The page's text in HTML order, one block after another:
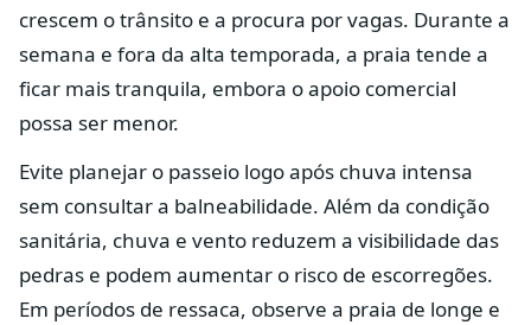
crescem o trânsito e a procura por vagas. Durante a
semana e fora da alta temporada, a praia tende a
ficar mais tranquila, embora o apoio comercial
possa ser menor.
Evite planejar o passeio logo após chuva intensa
sem consultar a balneabilidade. Além da condição
sanitária, chuva e vento reduzem a visibilidade das
pedras e podem aumentar o risco de escorregões.
Em períodos de ressaca, observe a praia de longe e